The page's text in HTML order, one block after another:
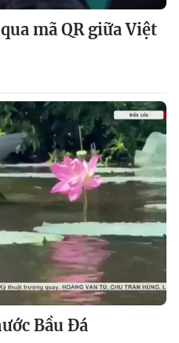
mã QR giữa Việt
Bầu Đá